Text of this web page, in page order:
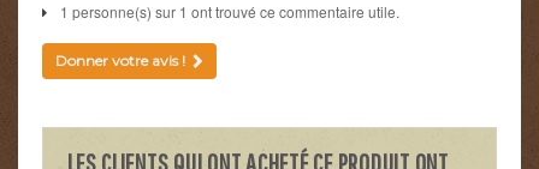
1 personne(s) sur 1 ont trouvé ce commentaire utile.
Donner votre avis !
LES CLIENTS QUI ONT ACHETÉ CE PRODUIT ONT